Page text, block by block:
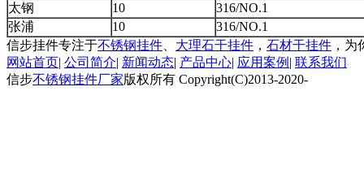
太钢
10
316/NO.1
张浦
10
316/NO.1
信步挂件专注于不锈钢挂件 大理石干挂件 ， 石材干挂件 ，
网站首页| 公司简介| 新闻动态| 产品中心| 应用案例 | 联系我们
信步不锈钢挂件厂家版权所有 Copyright(C)2013-2020-